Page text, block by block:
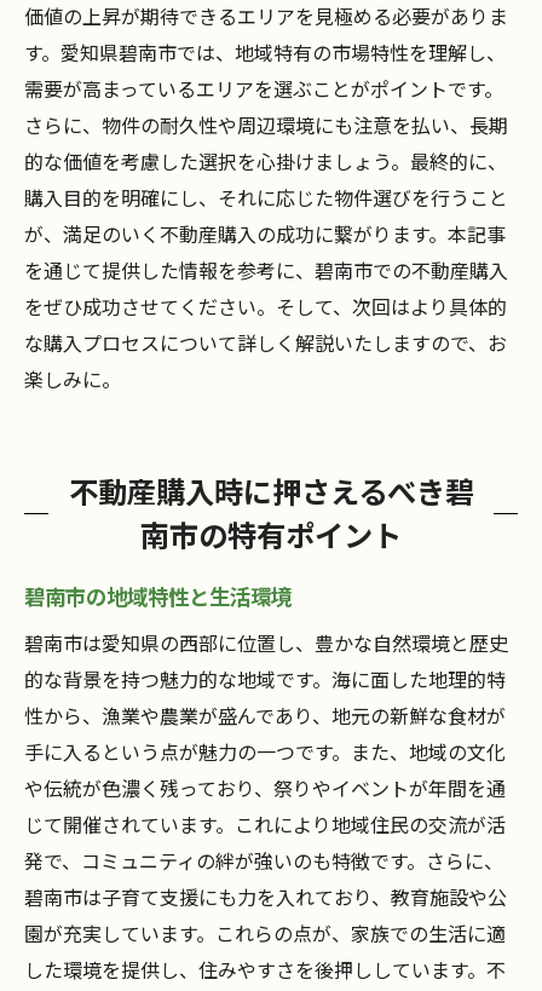
価値の上昇が期待できるエリアを見極める必要がありま
す。愛知県碧南市では、地域特有の市場特性を理解し、
需要が高まっているエリアを選ぶことがポイントです。
さらに、物件の耐久性や周辺環境にも注意を払い、長期
的な価値を考慮した選択を心掛けましょう。最終的に、
購入目的を明確にし、それに応じた物件選びを行うこと
が、満足のいく不動産購入の成功に繋がります。本記事
を通じて提供した情報を参考に、碧南市での不動産購入
をぜひ成功させてください。そして、次回はより具体的
な購入プロセスについて詳しく解説いたしますので、お
楽しみに。
不動産購入時に押さえるべき碧
南市の特有ポイント
碧南市の地域特性と生活環境
碧南市は愛知県の西部に位置し、豊かな自然環境と歴史
的な背景を持つ魅力的な地域です。海に面した地理的特
性から、漁業や農業が盛んであり、地元の新鮮な食材が
手に入るという点が魅力の一つです。また、地域の文化
や伝統が色濃く残っており、祭りやイベントが年間を通
じて開催されています。これにより地域住民の交流が活
発で、コミュニティの絆が強いのも特徴です。さらに、
碧南市は子育て支援にも力を入れており、教育施設や公
園が充実しています。これらの点が、家族での生活に適
した環境を提供し、住みやすさを後押ししています。不